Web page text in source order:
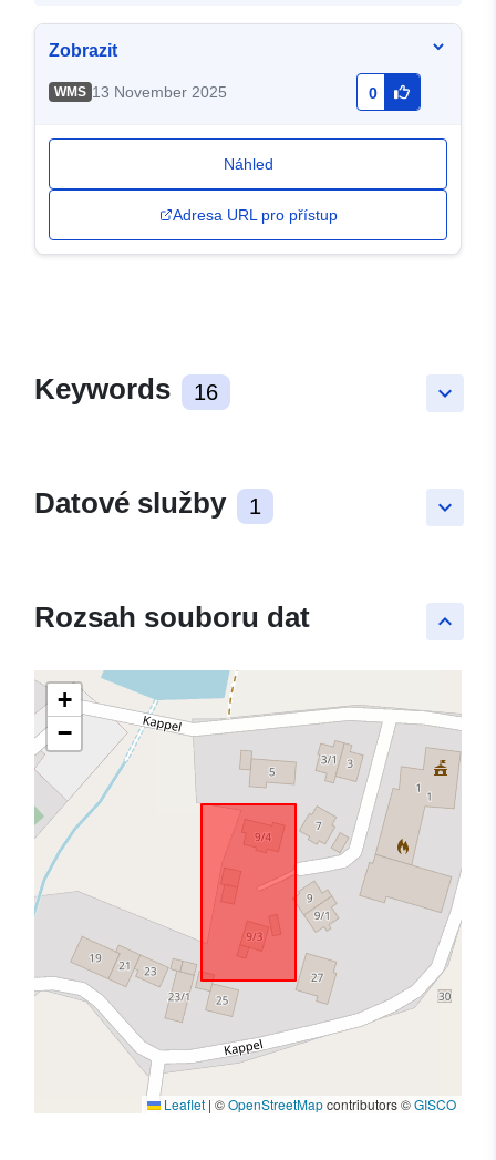
Zobrazit
WMS 13 November 2025 0
Náhled
Adresa URL pro přístup
keyboard_arrow_down
Keywords 16
keyboard_arrow_down
Datové služby 1
keyboard_arrow_up
Rozsah souboru dat
+
−
Leaflet | ©OpenStreetMapcontributors ©GISCO